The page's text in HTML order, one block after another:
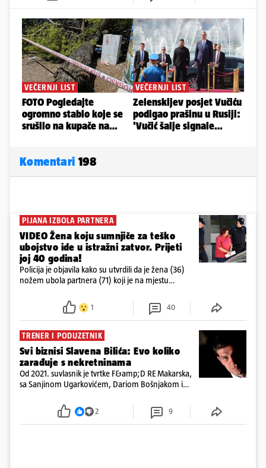
Komentari 198
PIJANA IZBOLA PARTNERA
VIDEO Žena koju sumnjiče za teško
ubojstvo ide u istražni zatvor. Prijeti
joj 40 godina!
Policija je objavila kako su utvrdili da je žena (36)
nožem ubola partnera (71) koji je na mjestu
ispitali i poslali u istražni zatvor
1 40
TRENER I PODUZETNIK
Svi biznisi Slavena Bilića: Evo koliko
zarađuje s nekretninama
Od 2021. suvlasnik je tvrtke F&amp;D RE Makarska,
sa Sanjinom Ugarkovićem, Dariom Bošnjakom i
poslovanje nekretninama, a od osnutka nema
2 9